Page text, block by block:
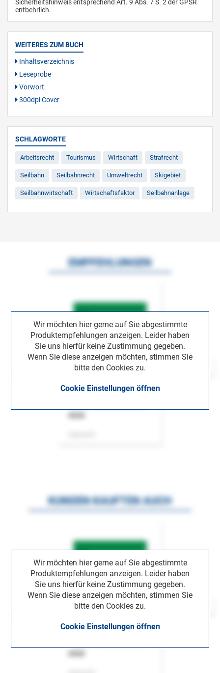
Sicherheitshinweis entsprechend Art. 9 Abs. 7 S. 2 der GPSR
entbehrlich.
WEITERES ZUM BUCH
Inhaltsverzeichnis
Leseprobe
Vorwort
300dpi Cover
SCHLAGWORTE
Arbeitsrecht Tourismus Wirtschaft Strafrecht
Seilbahn Seilbahnrecht Umweltrecht Skigebiet
Seilbahnwirtschaft Wirtschaftsfaktor Seilbahnanlage
Wir möchten hier gerne auf Sie abgestimmte
Produktempfehlungen anzeigen. Leider haben
Sie uns hierfür keine Zustimmung gegeben.
Wenn Sie diese anzeigen möchten, stimmen Sie
bitte den Cookies zu.
Cookie Einstellungen öffnen
EMPFEHLUNGEN
Wir möchten hier gerne auf Sie abgestimmte
Produktempfehlungen anzeigen. Leider haben
Sie uns hierfür keine Zustimmung gegeben.
Wenn Sie diese anzeigen möchten, stimmen Sie
bitte den Cookies zu.
Cookie Einstellungen öffnen
KUNDEN KAUFTEN AUCH